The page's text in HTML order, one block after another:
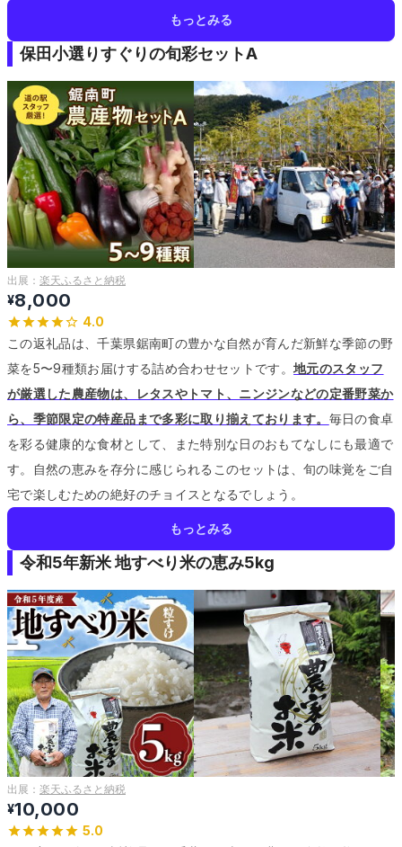
もっとみる
保田小選りすぐりの旬彩セットA
出展： 楽天ふるさと納税
¥8,000
4.0
この返礼品は、千葉県鋸南町の豊かな自然が育んだ新鮮な季節の野
菜を5〜9種類お届けする詰め合わせセットです。地元のスタッフ
が厳選した農産物は、レタスやトマト、ニンジンなどの定番野菜か
ら、季節限定の特産品まで多彩に取り揃えております。 毎日の食卓
を彩る健康的な食材として、また特別な日のおもてなしにも最適で
す。
自然の恵みを存分に感じられるこのセットは、旬の味覚をご自
宅で楽しむための絶好のチョイスとなるでしょう。
もっとみる
令和5年新米 地すべり米の恵み5kg
出展： 楽天ふるさと納税
¥10,000
5.0